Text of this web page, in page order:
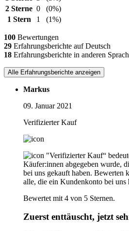
2 Sterne 0
(0%)
1 Stern
1 (1%)
100 Bewertungen
29 Erfahrungsberichte auf Deutsch
18 Erfahrungsberichte in anderen
Alle Erfahrungsberichte anzeigen
Markus
09. Januar 2021
Verifizierter Kauf
"Verifizierter Kauf“
Käufer:innen abgegeben wurde,
bei uns gekauft haben. Bewerten
alle, die ein Kundenkonto bei uns
Bewertet mit 4 von 5 Sternen.
Zuerst enttäuscht, jetzt